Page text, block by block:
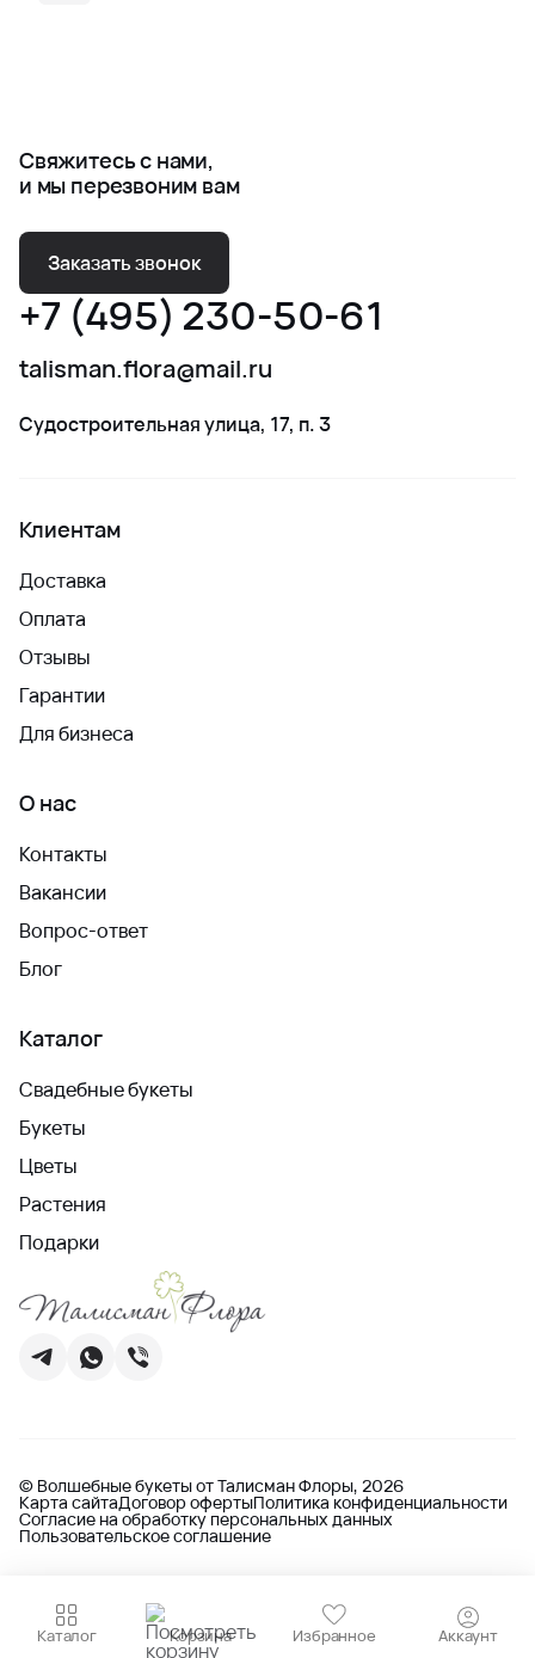
Каталог Корзина Избранное Аккаунт
Свяжитесь с нами,
и мы перезвоним вам
Заказать звонок
+7 (495) 230-50-61
talisman.flora@mail.ru
Судостроительная улица, 17, п. 3
Клиентам
Доставка
Оплата
Отзывы
Гарантии
Для бизнеса
О нас
Контакты
Вакансии
Вопрос-ответ
Блог
Каталог
Свадебные букеты
Букеты
Цветы
Растения
Подарки
© Волшебные букеты от Талисман Флоры, 2026
Карта сайтаДоговор офертыПолитика конфиденциальности
Согласие на обработку персональных данных
Пользовательское соглашение